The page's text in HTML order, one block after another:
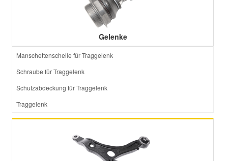
Gelenke
Manschettenschelle für Traggelenk
Schraube für Traggelenk
Schutzabdeckung für Traggelenk
Traggelenk